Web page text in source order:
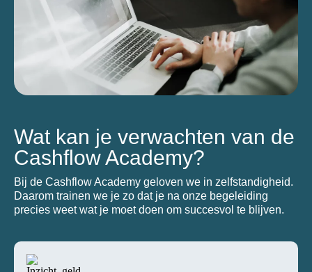
Wat kan je verwachten van de
Cashflow Academy?
Bij de Cashflow Academy geloven we in zelfstandigheid.
Daarom trainen we je zo dat je na onze begeleiding
precies weet wat je moet doen om succesvol te blijven.